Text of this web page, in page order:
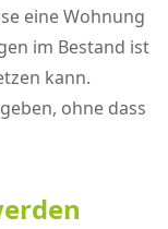
eine Wohnung
im Bestand ist
kann.
ohne dass